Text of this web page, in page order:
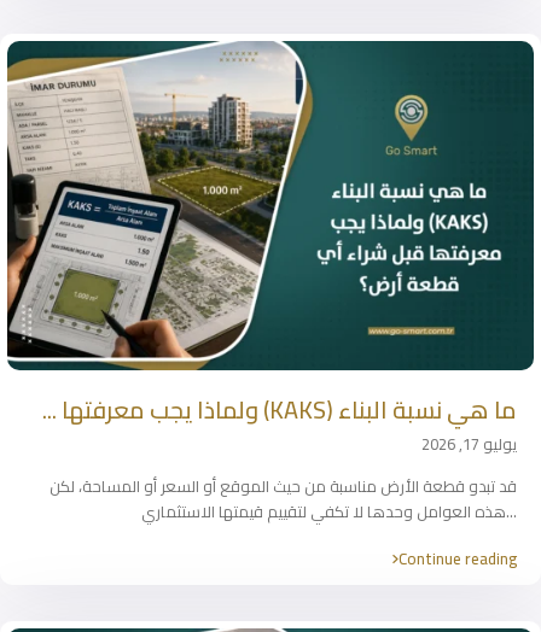
ما هي نسبة البناء (KAKS) ولماذا يجب معرفتها ...
يوليو 17, 2026
قد تبدو قطعة الأرض مناسبة من حيث الموقع أو السعر أو المساحة، لكن
هذه العوامل وحدها لا تكفي لتقييم قيمتها الاستثماري...
Continue reading